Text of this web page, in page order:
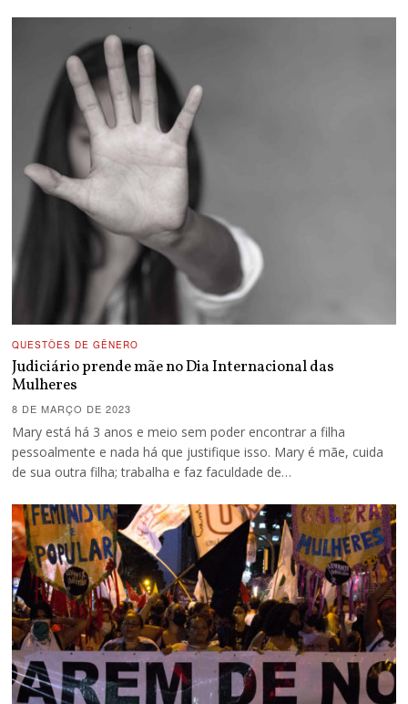
QUESTÕES DE GÊNERO
Judiciário prende mãe no Dia Internacional das
Mulheres
8 DE MARÇO DE 2023
Mary está há 3 anos e meio sem poder encontrar a filha
pessoalmente e nada há que justifique isso. Mary é mãe, cuida
de sua outra filha; trabalha e faz faculdade de…